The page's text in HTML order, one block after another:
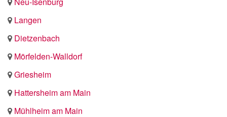
Langen
Dietzenbach
Mörfelden-Walldorf
Griesheim
Hattersheim am Main
Mühlheim am Main